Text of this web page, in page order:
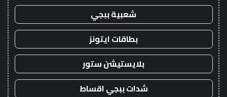
شعبية ببجي
بطاقات ايتونز
بلايستيشن ستور
شدات ببجي اقساط